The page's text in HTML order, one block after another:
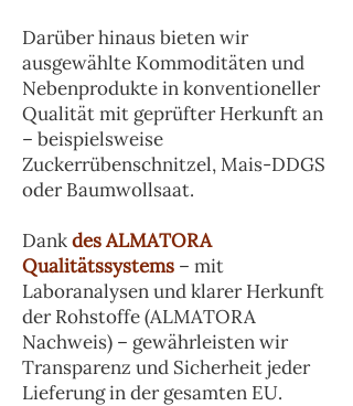
Darüber hinaus bieten wir
ausgewählte Kommoditäten und
Nebenprodukte in konventioneller
Qualität mit geprüfter Herkunft an
– beispielsweise
Zuckerrübenschnitzel, Mais-DDGS
oder Baumwollsaat.
Dankdes ALMATORA
Qualitätssystems – mit
Laboranalysen und klarer Herkunft
der Rohstoffe (ALMATORA
Nachweis) – gewährleisten wir
Transparenz und Sicherheit jeder
Lieferung in der gesamten EU.